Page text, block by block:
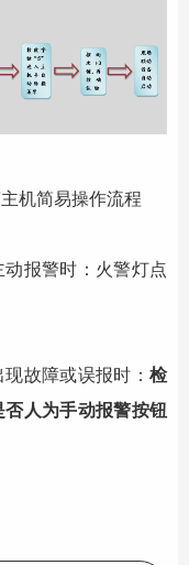
机简易操作流程
报警时：火警灯点
故障或误报时：检
人为手动报警按钮